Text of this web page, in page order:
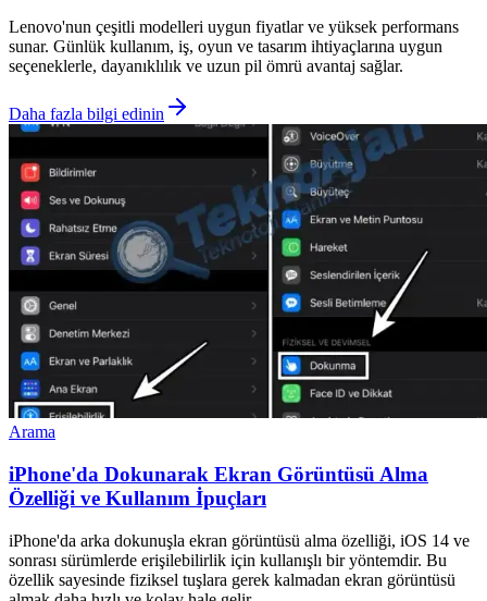
Lenovo'nun çeşitli modelleri uygun fiyatlar ve yüksek performans
sunar. Günlük kullanım, iş, oyun ve tasarım ihtiyaçlarına uygun
seçeneklerle, dayanıklılık ve uzun pil ömrü avantaj sağlar.
Daha fazla bilgi edinin
Arama
iPhone'da Dokunarak Ekran Görüntüsü Alma
Özelliği ve Kullanım İpuçları
iPhone'da arka dokunuşla ekran görüntüsü alma özelliği, iOS 14 ve
sonrası sürümlerde erişilebilirlik için kullanışlı bir yöntemdir. Bu
özellik sayesinde fiziksel tuşlara gerek kalmadan ekran görüntüsü